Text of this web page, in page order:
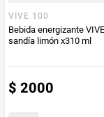
VIVE 100
Bebida energizante
sandía limón x310 ml
$ 2000